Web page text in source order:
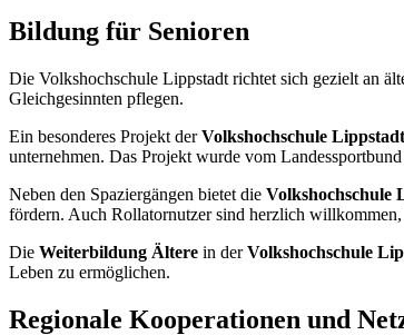
Bildung für Senioren
Die Volkshochschule Lippstadt richtet sich gezielt an
Gleichgesinnten pflegen.
Ein besonderes Projekt derVolkshochschule Lippstadt
unternehmen. Das Projekt wurde vom
Neben den Spaziergängen bietet die Volkshochschule
fördern. Auch Rollatornutzer sind herzlich
Die Weiterbildung Ältere in derVolkshochschule
Leben zu ermöglichen.
Regionale Kooperationen und